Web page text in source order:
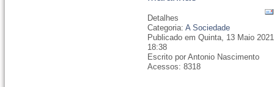
Detalhes
Categoria:A Sociedade
Publicado em Quinta, 13 Maio 2021
18:38
Escrito por Antonio Nascimento
Acessos: 8318